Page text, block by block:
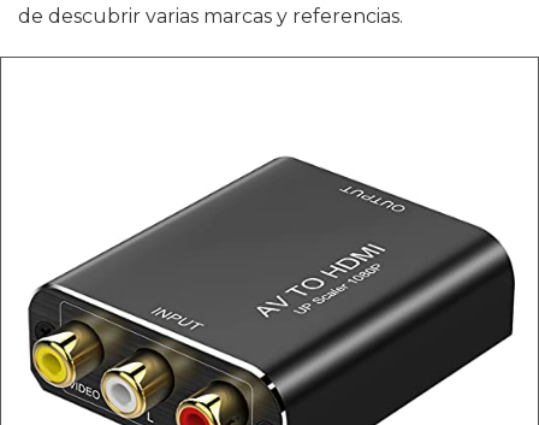
de descubrir varias marcas y referencias.